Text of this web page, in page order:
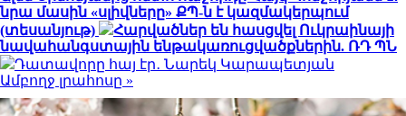
նրա մասին «սլիվները» ՔՊ-ն է կազմակերպում
(տեսանյութ)
Հարվածներ են հասցվել Ուկրաինայի
նավահանգստային ենթակառուցվածքներին. ՌԴ ՊՆ
Դատավորը հայ էր․ Նարեկ Կարապետյան
Ամբողջ լրահոսը »